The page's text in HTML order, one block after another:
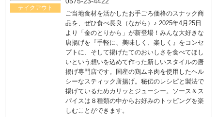
テイクアウト
ご当地食材を活かしたお手ごろ価格のスナック商
品を、ぜひ食べ長良（ながら）♪ 2025年4月25日
より「金のとりから」が新登場！みんな大好きな
唐揚げを『手軽に、美味しく、楽しく』をコンセ
プトに、そして揚げたてのおいしさを食べてほし
いという想いを込めて作った新しいスタイルの唐
揚げ専門店です。国産の鶏ムネ肉を使用したヘル
シーなスティック唐揚げ。秘伝のレシピと製法で
揚げているためカリッとジューシー。ソース＆ス
パイスは８種類の中からお好みのトッピングを楽
しむことができます。